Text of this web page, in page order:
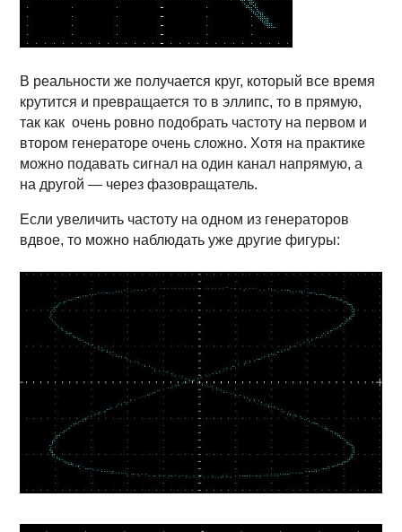
В реальности же получается круг, который все время
крутится и превращается то в эллипс, то в прямую,
так как очень ровно подобрать частоту на первом и
втором генераторе очень сложно. Хотя на практике
можно подавать сигнал на один канал напрямую, а
на другой — через фазовращатель.
Если увеличить частоту на одном из генераторов
вдвое, то можно наблюдать уже другие фигуры: